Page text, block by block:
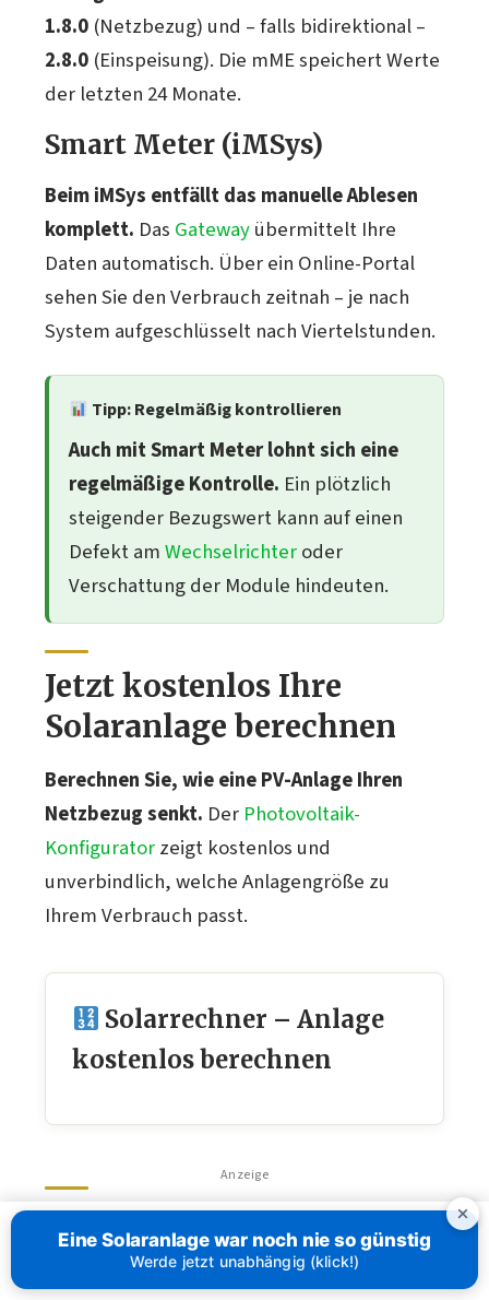
1.8.0 (Netzbezug) und – falls bidirektional –
2.8.0 (Einspeisung). Die mME speichert Werte
der letzten 24 Monate.
Smart Meter (iMSys)
Beim iMSys entfällt das manuelle Ablesen
komplett. Das Gatewayübermittelt Ihre
Daten automatisch. Über ein Online-Portal
sehen Sie den Verbrauch zeitnah – je nach
System aufgeschlüsselt nach Viertelstunden.
Tipp: Regelmäßig kontrollieren
Auch mit Smart Meter lohnt sich eine
regelmäßige Kontrolle. Ein plötzlich
steigender Bezugswert kann auf einen
Defekt amWechselrichteroder
Verschattung der Module hindeuten.
Jetzt kostenlos Ihre
Solaranlage berechnen
Berechnen Sie, wie eine PV-Anlage Ihren
Netzbezug senkt. Der Photovoltaik-
Konfiguratorzeigt kostenlos und
unverbindlich, welche Anlagengröße zu
Ihrem Verbrauch passt.
Solarrechner – Anlage
kostenlos berechnen
Anzeige
Häufige Fragen zum
Bezugszähler
Eine Solaranlage war noch nie so günstig
Werde jetzt unabhängig (klick!)